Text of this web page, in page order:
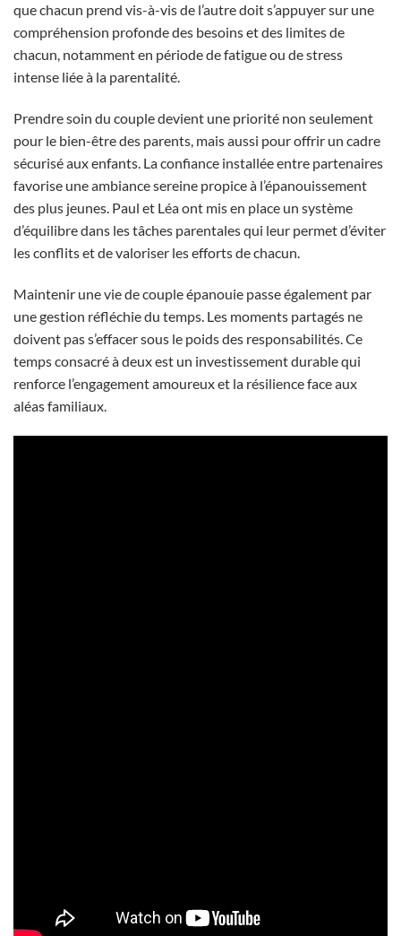
que chacun prend vis-à-vis de l’autre doit s’appuyer sur une
compréhension profonde des besoins et des limites de
chacun, notamment en période de fatigue ou de stress
intense liée à la parentalité.
Prendre soin du couple devient une priorité non seulement
pour le bien-être des parents, mais aussi pour offrir un cadre
sécurisé aux enfants. La confiance installée entre partenaires
favorise une ambiance sereine propice à l’épanouissement
des plus jeunes. Paul et Léa ont mis en place un système
d’équilibre dans les tâches parentales qui leur permet d’éviter
les conflits et de valoriser les efforts de chacun.
Maintenir une vie de couple épanouie passe également par
une gestion réfléchie du temps. Les moments partagés ne
doivent pas s’effacer sous le poids des responsabilités. Ce
temps consacré à deux est un investissement durable qui
renforce l’engagement amoureux et la résilience face aux
aléas familiaux.